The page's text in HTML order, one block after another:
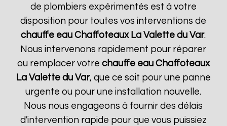
de plombiers expérimentés est à votre
disposition pour toutes vos interventions de
chauffe eau Chaffoteaux La Valette du Var.
Nous intervenons rapidement pour réparer
ou remplacer votre chauffe eau Chaffoteaux
La Valette du Var, que ce soit pour une panne
urgente ou pour une installation nouvelle.
Nous nous engageons à fournir des délais
d'intervention rapide pour que vous puissiez